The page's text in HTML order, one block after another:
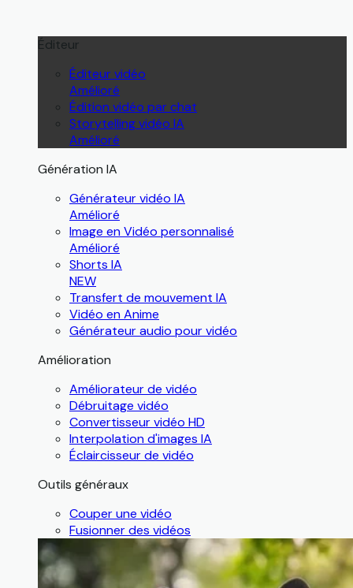
Éditeur
Éditeur vidéo
Amélioré
Édition vidéo par chat
Storytelling vidéo IA
Amélioré
Génération IA
Générateur vidéo IA
Amélioré
Image en Vidéo personnalisé
Amélioré
Shorts IA
NEW
Transfert de mouvement IA
Vidéo en Anime
Générateur audio pour vidéo
Amélioration
Améliorateur de vidéo
Débruitage vidéo
Convertisseur vidéo HD
Interpolation d'images IA
Éclaircisseur de vidéo
Outils généraux
Couper une vidéo
Fusionner des vidéos